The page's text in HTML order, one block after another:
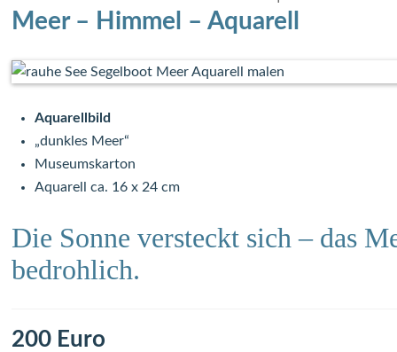
Meer – Himmel – Aquarell
Aquarellbild
„dunkles Meer“
Museumskarton
Aquarell ca. 16 x 24 cm
Die Sonne versteckt sich – das
bedrohlich.
200 Euro